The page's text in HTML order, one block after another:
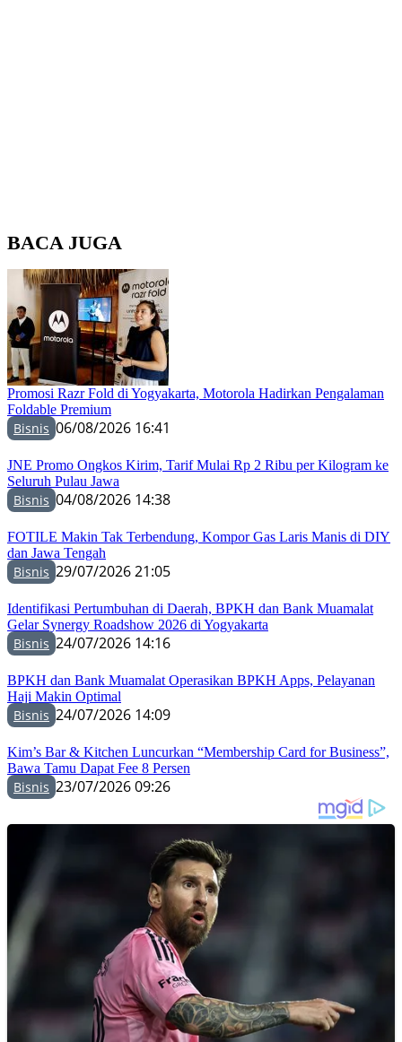
BACA JUGA
Promosi Razr Fold di Yogyakarta, Motorola Hadirkan Pengalaman
Foldable Premium
Bisnis 06/08/2026 16:41
JNE Promo Ongkos Kirim, Tarif Mulai Rp 2 Ribu per Kilogram ke
Seluruh Pulau Jawa
Bisnis 04/08/2026 14:38
FOTILE Makin Tak Terbendung, Kompor Gas Laris Manis di DIY
dan Jawa Tengah
Bisnis 29/07/2026 21:05
Identifikasi Pertumbuhan di Daerah, BPKH dan Bank Muamalat
Gelar Synergy Roadshow 2026 di Yogyakarta
Bisnis 24/07/2026 14:16
BPKH dan Bank Muamalat Operasikan BPKH Apps, Pelayanan
Haji Makin Optimal
Bisnis 24/07/2026 14:09
Kim’s Bar & Kitchen Luncurkan “Membership Card for Business”,
Bawa Tamu Dapat Fee 8 Persen
Bisnis 23/07/2026 09:26